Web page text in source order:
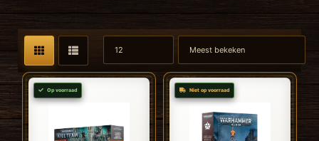
Op voorraad Niet op voorraad